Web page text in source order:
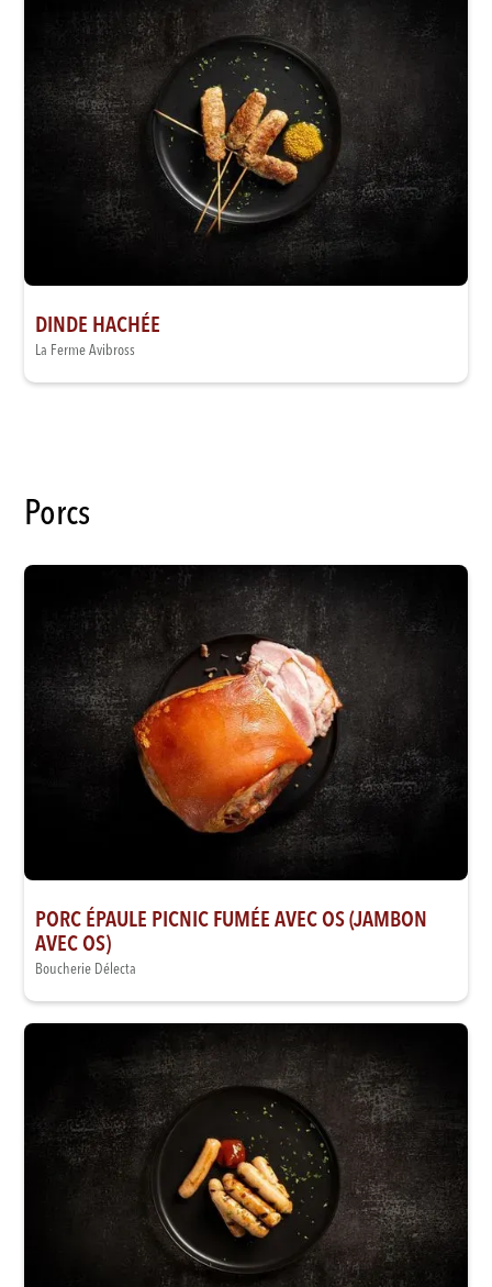
DINDE HACHÉE
La Ferme Avibross
Porcs
PORC ÉPAULE PICNIC FUMÉE AVEC OS (JAMBON
AVEC OS)
Boucherie Délecta